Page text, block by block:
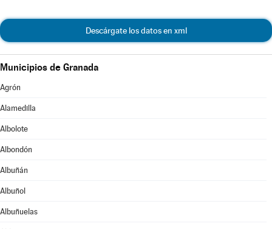
Descárgate los datos en xml
Municipios de Granada
Agrón
Alamedilla
Albolote
Albondón
Albuñán
Albuñol
Albuñuelas